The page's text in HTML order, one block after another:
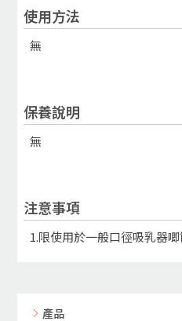
使用方法
無
保養說明
無
注意事項
1.限使用於一般口徑吸乳器
產品